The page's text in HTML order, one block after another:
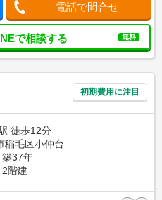
電話で問合せ
で相談する 無料
初期費用に注目
徒歩12分
稲毛区小仲台
築37年
2階建